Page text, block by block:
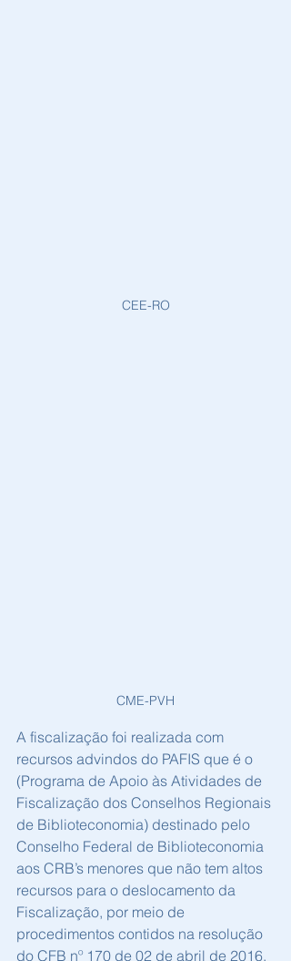
CEE-RO
CME-PVH
A fiscalização foi realizada com
recursos advindos do PAFIS que é o
(Programa de Apoio às Atividades de
Fiscalização dos Conselhos Regionais
de Biblioteconomia) destinado pelo
Conselho Federal de Biblioteconomia
aos CRB’s menores que não tem altos
recursos para o deslocamento da
Fiscalização, por meio de
procedimentos contidos na resolução
do CFB nº 170 de 02 de abril de 2016,